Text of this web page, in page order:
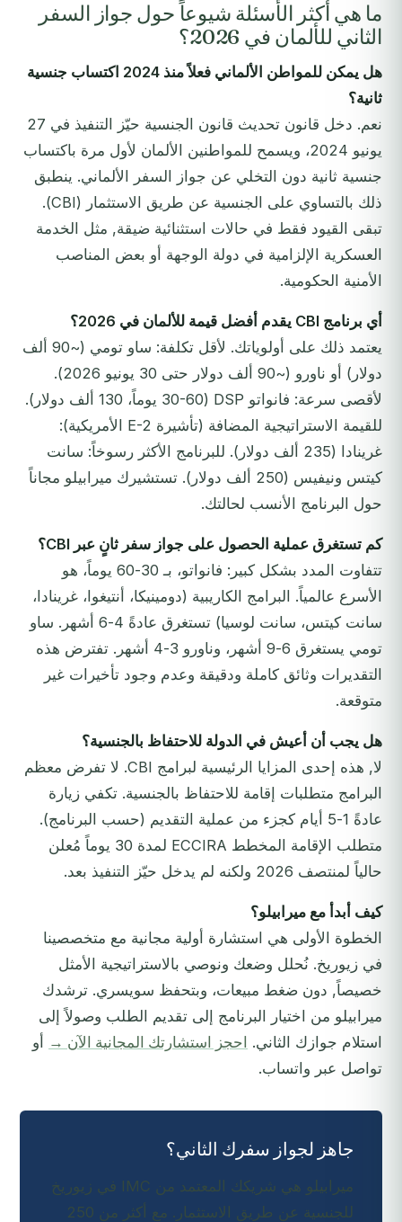
ما هي أكثر الأسئلة شيوعاً حول جواز السفر
الثاني للألمان في 2026؟
هل يمكن للمواطن الألماني فعلاً منذ 2024 اكتساب جنسية
ثانية؟
نعم. دخل قانون تحديث قانون الجنسية حيّز التنفيذ في 27
يونيو 2024، ويسمح للمواطنين الألمان لأول مرة باكتساب
جنسية ثانية دون التخلي عن جواز السفر الألماني. ينطبق
ذلك بالتساوي على الجنسية عن طريق الاستثمار (CBI).
تبقى القيود فقط في حالات استثنائية ضيقة, مثل الخدمة
العسكرية الإلزامية في دولة الوجهة أو بعض المناصب
الأمنية الحكومية.
أي برنامج CBI يقدم أفضل قيمة للألمان في 2026؟
يعتمد ذلك على أولوياتك. لأقل تكلفة: ساو تومي (~90 ألف
دولار) أو ناورو (~90 ألف دولار حتى 30 يونيو 2026).
لأقصى سرعة: فانواتو DSP (30-60 يوماً، 130 ألف دولار).
للقيمة الاستراتيجية المضافة (تأشيرة E-2 الأمريكية):
غرينادا (235 ألف دولار). للبرنامج الأكثر رسوخاً: سانت
كيتس ونيفيس (250 ألف دولار). تستشيرك ميرابيلو مجاناً
حول البرنامج الأنسب لحالتك.
كم تستغرق عملية الحصول على جواز سفر ثانٍ عبر CBI؟
تتفاوت المدد بشكل كبير: فانواتو، بـ 30-60 يوماً، هو
الأسرع عالمياً. البرامج الكاريبية (دومينيكا، أنتيغوا، غرينادا،
سانت كيتس، سانت لوسيا) تستغرق عادةً 4-6 أشهر. ساو
تومي يستغرق 6-9 أشهر، وناورو 3-4 أشهر. تفترض هذه
التقديرات وثائق كاملة ودقيقة وعدم وجود تأخيرات غير
متوقعة.
هل يجب أن أعيش في الدولة للاحتفاظ بالجنسية؟
لا, هذه إحدى المزايا الرئيسية لبرامج CBI. لا تفرض معظم
البرامج متطلبات إقامة للاحتفاظ بالجنسية. تكفي زيارة
عادةً 1-5 أيام كجزء من عملية التقديم (حسب البرنامج).
متطلب الإقامة المخطط ECCIRA لمدة 30 يوماً مُعلن
حالياً لمنتصف 2026 ولكنه لم يدخل حيّز التنفيذ بعد.
كيف أبدأ مع ميرابيلو؟
الخطوة الأولى هي استشارة أولية مجانية مع متخصصينا
في زيوريخ. نُحلل وضعك ونوصي بالاستراتيجية الأمثل
خصيصاً, دون ضغط مبيعات، وبتحفظ سويسري. ترشدك
ميرابيلو من اختيار البرنامج إلى تقديم الطلب وصولاً إلى
استلام جوازك الثاني. احجز استشارتك المجانية الآن →
أو
تواصل عبر واتساب.
جاهز لجواز سفرك الثاني؟
ميرابيلو هي شريكك المعتمد من IMC في زيوريخ
للجنسية عن طريق الاستثمار. مع أكثر من 250